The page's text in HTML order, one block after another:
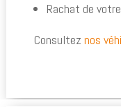
Rachat de
Consultez nos